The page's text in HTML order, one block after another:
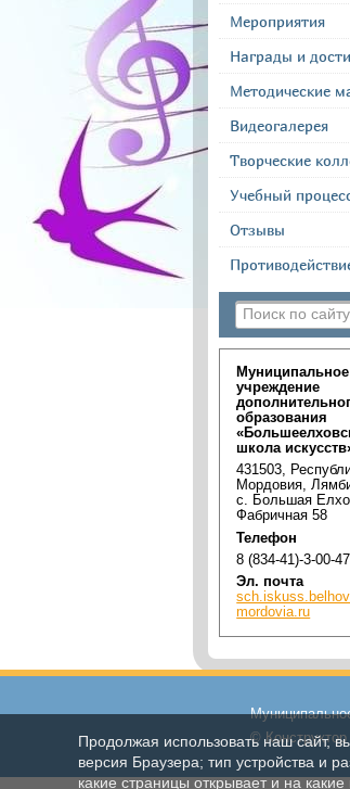
Мероприятия
Награды и
Методические
Видеогалерея
Творческие
Учебный
Отзывы
учреждение
образования
школа
431503,
Мордовия,
с. Большая
Фабричная 58
Телефон
8 (834-41)-3-00-47
Эл. почта
mordovia.ru
©
Продолжая использовать наш сайт,
версия Браузера; тип устройства и
какие страницы открывает и на